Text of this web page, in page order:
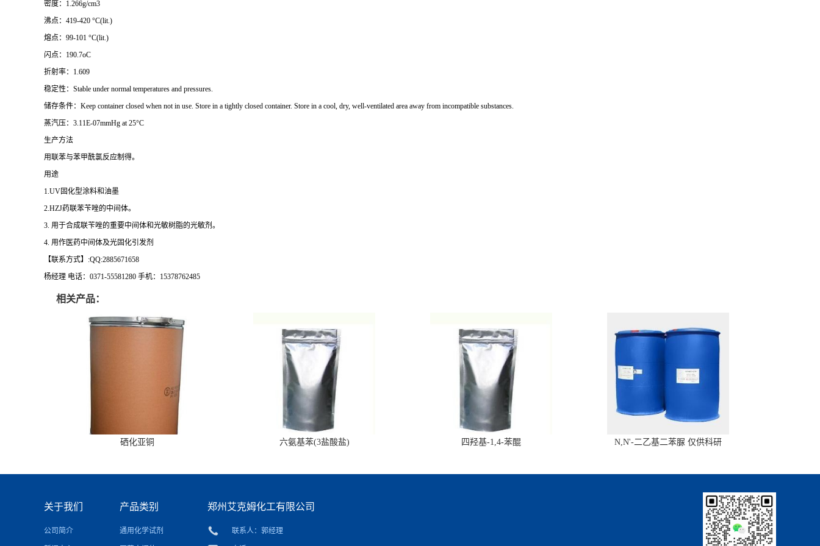
密度：1.266g/cm3
沸点：419-420 °C(lit.)
熔点：99-101 °C(lit.)
闪点：190.7oC
折射率：1.609
稳定性：Stable under normal temperatures and pressures.
储存条件：Keep container closed when not in use. Store in a tightly closed container. Store in a cool, dry, well-ventilated area away from incompatible substances.
蒸汽压：3.11E-07mmHg at 25°C
生产方法
用联苯与苯甲酰氯反应制得。
用途
1.UV固化型涂料和油墨
2.HZJ药联苯苄唑的中间体。
3. 用于合成联苄唑的重要中间体和光敏树脂的光敏剂。
4. 用作医药中间体及光固化引发剂
【联系方式】:QQ:2885671658
杨经理 电话：0371-55581280 手机：15378762485
相关产品：
硒化亚铜 六氨基苯(3盐酸盐) 四羟基-1,4-苯醌 N,N'-二乙基二苯脲 仅供科研
关于我们
公司简介
产品类别
通用化学试剂
郑州艾克姆化工有限公司
联系人：郭经理